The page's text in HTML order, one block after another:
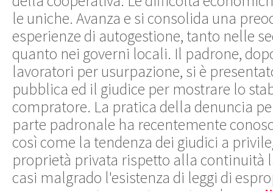
le uniche. Avanza e si consolida una
esperienze di autogestione, tanto nelle
quanto nei governi locali. Il padrone,
lavoratori per usurpazione, si è
pubblica ed il giudice per mostrare lo
compratore. La pratica della denuncia
parte padronale ha recentemente
così come la tendenza dei giudici a
proprietà privata rispetto alla continuità
casi malgrado l'esistenza di leggi di